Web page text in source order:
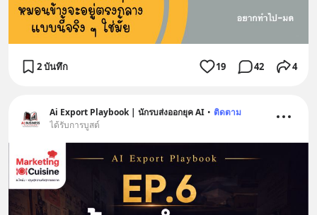
2 บันทึก 19 42 4
Ai Export Playbook | นักรบส่งออกยุค AI • ติดตาม
ได้รับการบูสต์